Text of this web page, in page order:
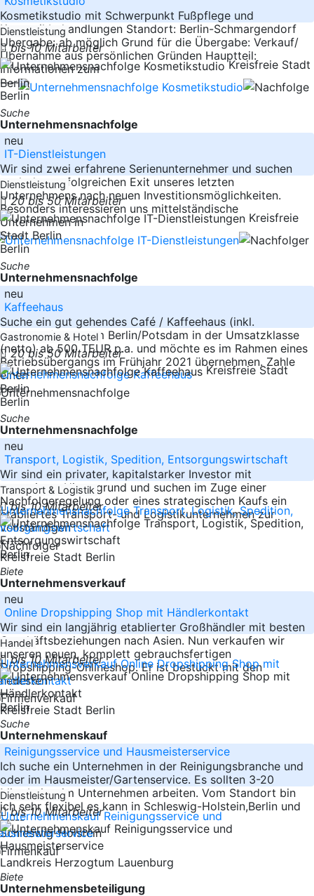
Kosmetikstudio mit Schwerpunkt Fußpflege und
Kosmetikbehandlungen Standort: Berlin-Schmargendorf
Übergabe: ab möglich Grund für die Übergabe: Verkauf/
Übernahme aus persönlichen Gründen Hauptteil:
Informationen zum
-----
Berlin
Dienstleistung
bis 10 Mitarbeiter
Kreisfreie Stadt
Berlin
Suche
Unternehmensnachfolge
neu
IT-Dienstleistungen
Wir sind zwei erfahrene Serienunternehmer und suchen
nach dem erfolgreichen Exit unseres letzten
Unternehmens nach neuen Investitionsmöglichkeiten.
Besonders interessieren uns mittelständische
Unternehmen in
-----
Berlin
Dienstleistung
20 bis 50 Mitarbeiter
Kreisfreie
Stadt Berlin
Suche
Unternehmensnachfolge
neu
Kaffeehaus
Suche ein gut gehendes Café / Kaffeehaus (inkl.
Vollküche) im Raum Berlin/Potsdam in der Umsatzklasse
(netto) ab 500 TEUR p.a. und möchte es im Rahmen eines
Betriebsübergangs im Frühjahr 2021 übernehmen. Zahle
einen
-----
Berlin
Gastronomie & Hotel
20 bis 50 Mitarbeiter
Kreisfreie Stadt
Berlin
Suche
Unternehmensnachfolge
neu
Transport, Logistik, Spedition, Entsorgungswirtschaft
Wir sind ein privater, kapitalstarker Investor mit
operativem Hintergrund und suchen im Zuge einer
Nachfolgeregelung oder eines strategischen Kaufs ein
etabliertes Transport- und Logistikunternehmen zur
vollständigen
-----
Berlin
Transport & Logistik
bis 10 Mitarbeiter
Kreisfreie Stadt Berlin
Biete
Unternehmensverkauf
neu
Online Dropshipping Shop mit Händlerkontakt
Wir sind ein langjährig etablierter Großhändler mit besten
Geschäftsbeziehungen nach Asien. Nun verkaufen wir
unseren neuen, komplett gebrauchsfertigen
Dropshipping-Onlineshop. Er ist bestückt mit den
neuesten
-----
Berlin
Handel
bis 10 Mitarbeiter
Kreisfreie Stadt Berlin
Suche
Unternehmenskauf
Reinigungsservice und Hausmeisterservice
Ich suche ein Unternehmen in der Reinigungsbranche und
oder im Hausmeister/Gartenservice. Es sollten 3-20
Mitarbeiter im Unternehmen arbeiten. Vom Standort bin
ich sehr flexibel es kann in Schleswig-Holstein,Berlin und
-----
Schleswig-Holstein
Dienstleistung
bis 10 Mitarbeiter
Landkreis Herzogtum Lauenburg
Biete
Unternehmensbeteiligung